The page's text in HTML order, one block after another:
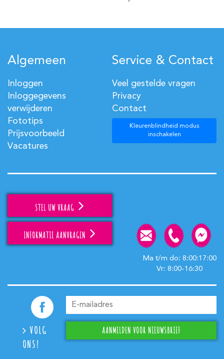
Algemeen
Inloggen
Inloggegevens
verwijderen
Fototips
Prijsvoorbeeld
Vacatures
Service & Contact
Veel gestelde vragen
Privacy
Contact
Kleurenblindheid modus
inschakelen
STEL UW VRAAG
INFORMATIE AANVRAGEN
Ma t/m do: 8:00:17:00
Vr: 8:00-16:30
VOLG
ONS!